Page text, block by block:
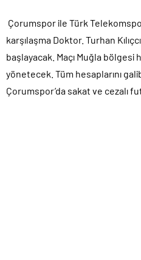
Çorumspor ile Türk
karşılaşma Doktor. Turhan
başlayacak. Maçı Muğla bölgesi
yönetecek. Tüm hesaplarını
Çorumspor’da sakat ve cezalı